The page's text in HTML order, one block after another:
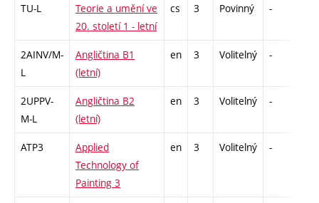
TU-L
Teorie a umění ve
20. století 1 - letní
cs 3 Povinný -
2AINV/M-
L
Angličtina B1
(letní)
en 3 Volitelný -
2UPPV-
M-L
Angličtina B2
(letní)
en 3 Volitelný -
ATP3
Applied
Technology of
Painting 3
en 3 Volitelný -